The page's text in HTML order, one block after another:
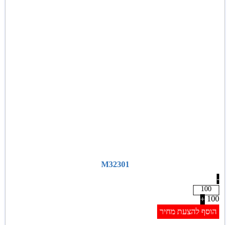
M32301
-
100
+
הוסף להצעת מחיר